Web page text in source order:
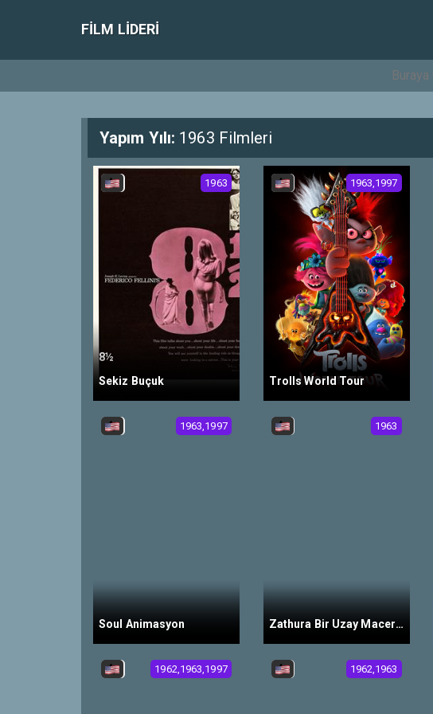
FILM LIDERI
Yapım Yılı: 1963 Filmleri
8½
Sekiz Buçuk
1963
Trolls World Tour
1963,1997
Soul Animasyon
1963,1997
Zathura Bir Uzay Macerası
1963
1962,1963,1997 1962,1963